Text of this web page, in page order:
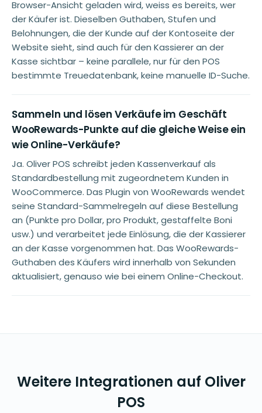
Browser-Ansicht geladen wird, weiss es bereits, wer
der Käufer ist. Dieselben Guthaben, Stufen und
Belohnungen, die der Kunde auf der Kontoseite der
Website sieht, sind auch für den Kassierer an der
Kasse sichtbar – keine parallele, nur für den POS
bestimmte Treuedatenbank, keine manuelle ID-Suche.
Sammeln und lösen Verkäufe im Geschäft
WooRewards-Punkte auf die gleiche Weise ein
wie Online-Verkäufe?
Ja. Oliver POS schreibt jeden Kassenverkauf als
Standardbestellung mit zugeordnetem Kunden in
WooCommerce. Das Plugin von WooRewards wendet
seine Standard-Sammelregeln auf diese Bestellung
an (Punkte pro Dollar, pro Produkt, gestaffelte Boni
usw.) und verarbeitet jede Einlösung, die der Kassierer
an der Kasse vorgenommen hat. Das WooRewards-
Guthaben des Käufers wird innerhalb von Sekunden
aktualisiert, genauso wie bei einem Online-Checkout.
Weitere Integrationen auf Oliver
POS